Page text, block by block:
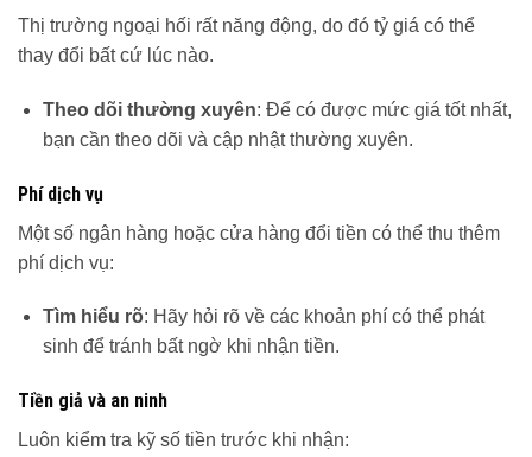
Thị trường ngoại hối rất năng động, do đó tỷ giá có thể
thay đổi bất cứ lúc nào.
Theo dõi thường xuyên: Để có được mức giá tốt nhất,
bạn cần theo dõi và cập nhật thường xuyên.
Phí dịch vụ
Một số ngân hàng hoặc cửa hàng đổi tiền có thể thu thêm
phí dịch vụ:
Tìm hiểu rõ: Hãy hỏi rõ về các khoản phí có thể phát
sinh để tránh bất ngờ khi nhận tiền.
Tiền giả và an ninh
Luôn kiểm tra kỹ số tiền trước khi nhận: